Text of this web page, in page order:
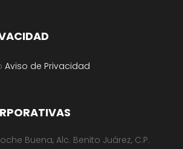
Aviso de Privacidad
Buena, Alc. Benito Juárez, C.P.